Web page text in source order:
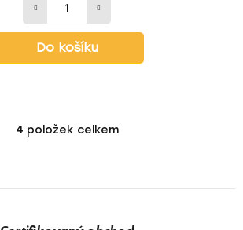
Do košíku
O
á
4 položek celkem